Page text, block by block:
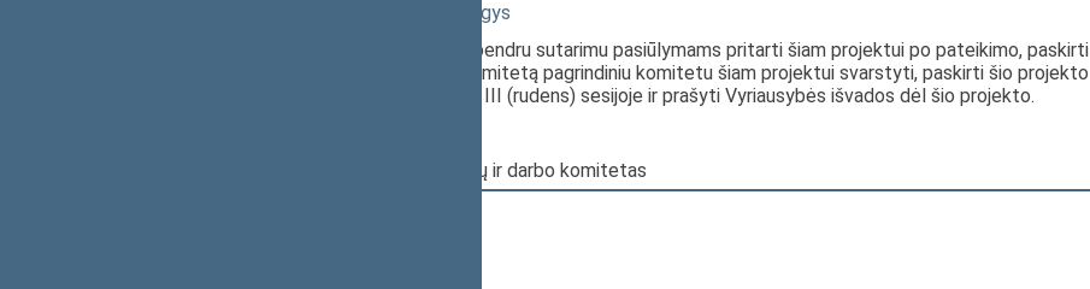
Rimantas Jonas Dagys
Įvyko balsavimas. Pritarta bendru sutarimu pasiūlymams pritarti šiam projektui po pateikimo, paskirti
Socialinių reikalų ir darbo komitetą pagrindiniu komitetu šiam projektui svarstyti, paskirti šio projekto
svarstymą Seimo posėdyje III (rudens) sesijoje ir prašyti Vyriausybės išvados dėl šio projekto.
Pagrindinis: Socialinių reikalų ir darbo komitetas